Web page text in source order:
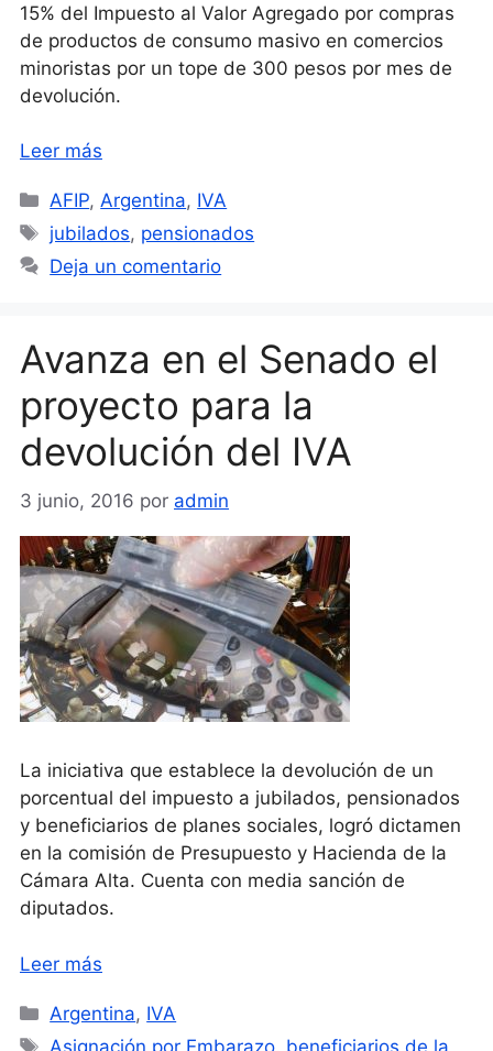
15% del Impuesto al Valor Agregado por compras
de productos de consumo masivo en comercios
minoristas por un tope de 300 pesos por mes de
devolución.
Leer más
Categorías
AFIP,Argentina, IVA
Etiquetas
jubilados, pensionados
Deja un comentario
Avanza en el Senado el
proyecto para la
devolución del IVA
3 junio, 2016 por admin
La iniciativa que establece la devolución de un
porcentual del impuesto a jubilados, pensionados
y beneficiarios de planes sociales, logró dictamen
en la comisión de Presupuesto y Hacienda de la
Cámara Alta. Cuenta con media sanción de
diputados.
Leer más
Categorías
Argentina, IVA
Etiquetas
Asignación por Embarazo, beneficiarios de la